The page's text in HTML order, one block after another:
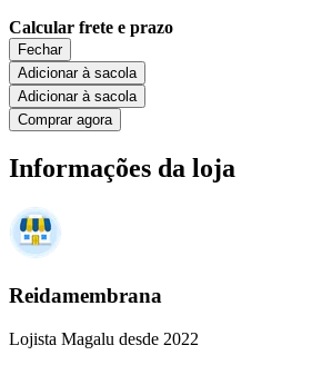
Calcular frete e prazo
Fechar
Adicionar à sacola
Adicionar à sacola
Comprar agora
Informações da loja
Reidamembrana
Lojista Magalu desde 2022